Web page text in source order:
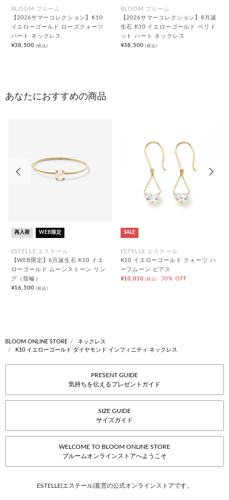
BLOOM ブルーム
【2026サマーコレクション】K10
イエローゴールド ローズクォーツ
ハート ネックレス
¥38,500(税込)
BLOOM ブルーム
【2026サマーコレクション】8月誕
生石 K10 イエローゴールド ペリド
ット ハート ネックレス
¥38,500(税込)
あなたにおすすめの商品
再入荷 WEB限定
ESTELLE エステール
【WEB限定】6月誕生石 K10 イエ
ローゴールド ムーンストーン リン
グ（指輪）
¥16,500(税込)
SALE
ESTELLE エステール
K10 イエローゴールド クォーツ ハ
ーフムーン ピアス
¥10,010(税込) 30% OFF
前の画像
BLOOM ONLINE STORE
ネックレス
K10 イエローゴールド ダイヤモンド インフィニティ ネックレス
PRESENT GUIDE
気持ちを伝えるプレゼントガイド
SIZE GUIDE
サイズガイド
WELCOME TO BLOOM ONLINE STORE
ブルームオンラインストアへようこそ
ESTELLE(エステール)直営の公式オンラインストアです。